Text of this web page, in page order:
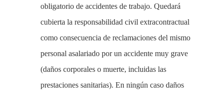
obligatorio de accidentes de trabajo. Quedará
cubierta la responsabilidad civil extracontractual
como consecuencia de reclamaciones del mismo
personal asalariado por un accidente muy grave
(daños corporales o muerte, incluidas las
prestaciones sanitarias). En ningún caso daños